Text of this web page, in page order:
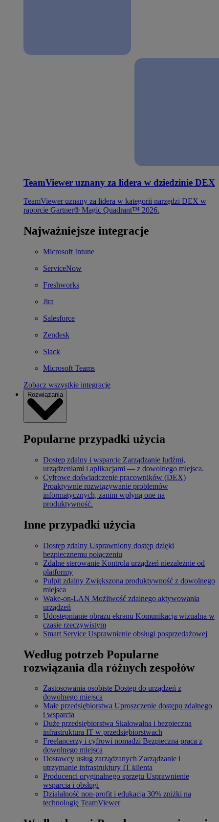
TeamViewer uznany za lidera w dziedzinie DEX
TeamViewer uznany za lidera w kategorii narzędzi DEX w
raporcie Gartner® Magic Quadrant™ 2026.
Najważniejsze integracje
Microsoft Intune
ServiceNow
Freshworks
Jira
Salesforce
Zendesk
Slack
Microsoft Teams
Zobacz wszystkie integracje
Rozwiązania
Popularne przypadki użycia
Dostęp zdalny i wsparcie Zarządzanie ludźmi,
urządzeniami i aplikacjami — z dowolnego miejsca.
Cyfrowe doświadczenie pracowników (DEX)
Proaktywnie rozwiązywanie problemów
informatycznych, zanim wpłyną one na
produktywność.
Inne przypadki użycia
Dostęp zdalny Usprawniony dostęp dzięki
bezpiecznemu połączeniu
Zdalne sterowanie Kontrola urządzeń niezależnie od
platformy
Pulpit zdalny Zwiększona produktywność z dowolnego
miejsca
Wake-on-LAN Możliwość zdalnego aktywowania
urządzeń
Udostępnianie obrazu ekranu Komunikacja wizualna w
czasie rzeczywistym
Smart Service Usprawnienie obsługi posprzedażowej
Według potrzeb Popularne
rozwiązania dla różnych zespołów
Zastosowania osobiste Dostęp do urządzeń z
dowolnego miejsca
Małe przedsiębiorstwa Uproszczenie dostępu zdalnego
i wsparcia
Duże przedsiębiorstwa Skalowalna i bezpieczna
infrastruktura IT w przedsiębiorstwach
Freelancerzy i cyfrowi nomadzi Bezpieczna praca z
dowolnego miejsca
Dostawcy usług zarządzanych Zarządzanie i
utrzymanie infrastruktury IT klienta
Producenci oryginalnego sprzętu Usprawnienie
wsparcia i obsługi
Działalność non-profit i edukacja 30% zniżki na
technologię TeamViewer